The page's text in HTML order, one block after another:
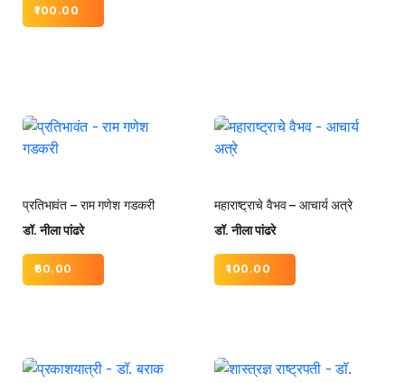
100.00
प्रतिभावंत – राम गणेश गडकरी
डॉ. नीला पांढरे
60.00
महाराष्ट्राचे वैभव – आचार्य अत्रे
डॉ. नीला पांढरे
100.00